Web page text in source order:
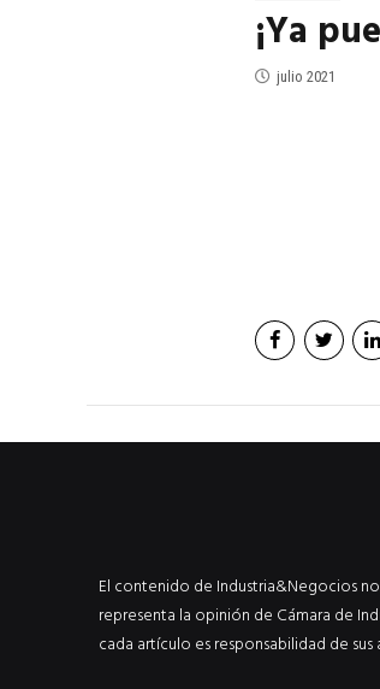
¡Ya
julio 2021
El contenido de Industria&Negocios
representa la opinión de Cámara de
cada artículo es responsabilidad de sus